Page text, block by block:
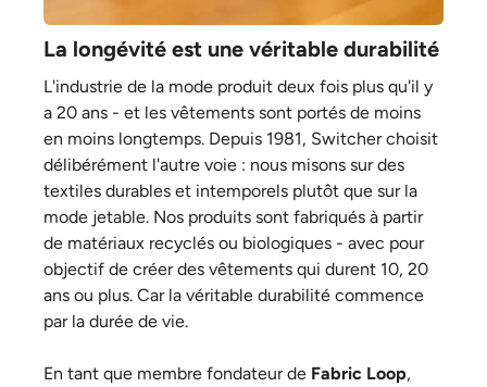
La longévité est une véritable durabilité
L'industrie de la mode produit deux fois plus qu'il y
a 20 ans - et les vêtements sont portés de moins
en moins longtemps. Depuis 1981, Switcher choisit
délibérément l'autre voie : nous misons sur des
textiles durables et intemporels plutôt que sur la
mode jetable. Nos produits sont fabriqués à partir
de matériaux recyclés ou biologiques - avec pour
objectif de créer des vêtements qui durent 10, 20
ans ou plus. Car la véritable durabilité commence
par la durée de vie.
En tant que membre fondateur de Fabric Loop,